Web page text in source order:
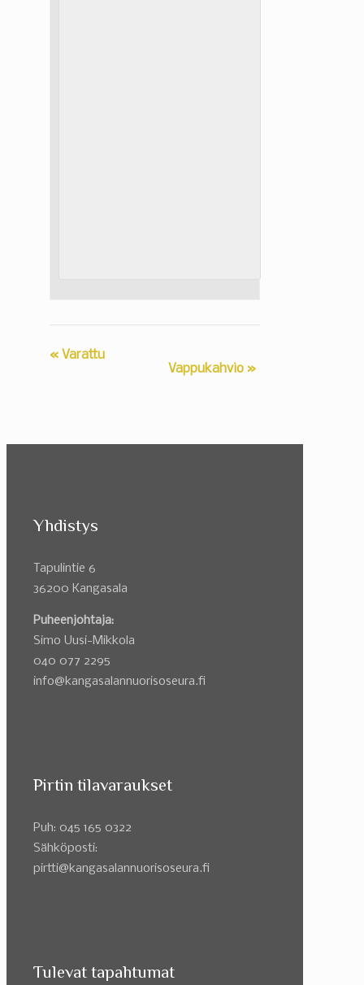
« Varattu
Vappukahvio »
Yhdistys
Tapulintie 6
36200 Kangasala
Puheenjohtaja:
Simo Uusi-Mikkola
040 077 2295
info@kangasalannuorisoseura.fi
Pirtin tilavaraukset
Puh: 045 165 0322
Sähköposti:
pirtti@kangasalannuorisoseura.fi
Tulevat tapahtumat